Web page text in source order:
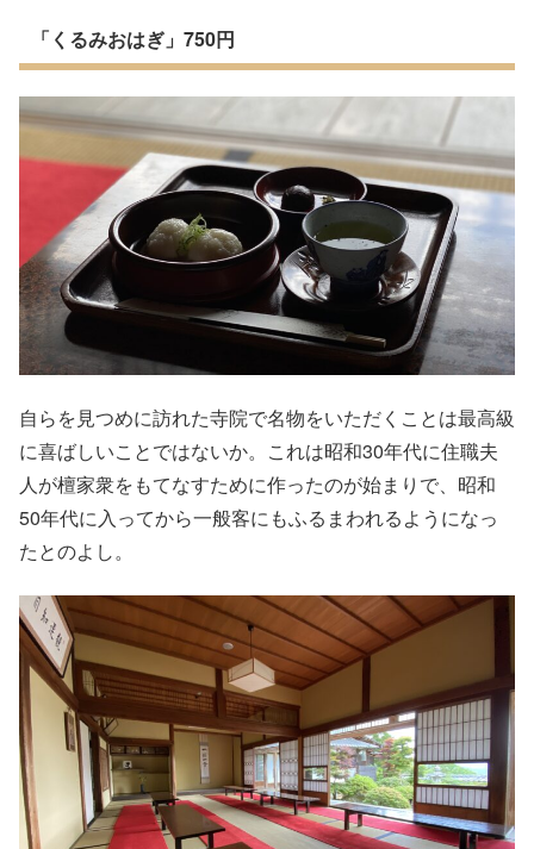
「くるみおはぎ」750円
自らを見つめに訪れた寺院で名物をいただくことは最高級
に喜ばしいことではないか。これは昭和30年代に住職夫
人が檀家衆をもてなすために作ったのが始まりで、昭和
50年代に入ってから一般客にもふるまわれるようになっ
たとのよし。